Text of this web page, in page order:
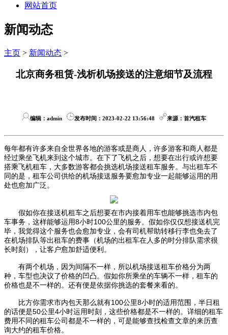
网站首页
新闻动态
主页 > 新闻动态 >
北京商务租赁-浅析机场接送的注意细节及流程
编辑：admin 发布时间：2023-02-22 13:56:48 来源：首汽租车
每年都有许多来自全世界各地的游客或是商人，许多游客和商人都是
经过乘坐飞机来到这个城市。在下了飞机之后，想要在出行或许想要
搭乘飞机租车，大多数游客都会挑选机场接送租车服务。与出租车不
同的是，租车公司供给的机场接送服务要愈加专业一起能够运用的用
处也愈加广泛。
假如你在接送机租车之后想要在市内接着用车也能够挑选市内包
车事务，这样能够运用8小时100公里的服务。假如你仅仅想接送机完
毕，我觉得这个服务也会愈加专业，会有司机帮助转移行李也免去了
在机场排队等出租车的费事（机场的出租车在人多的时分排队需求很
长时刻），让客户愈加舒适便利。
有两个机场，因为间隔不一样，所以机场接送租车价格分为两
种，车型也决议了价格的凹凸。假如你所乘坐的车辆不一样，租车的
价格也是不一样的。还有便是依据你挑选的套餐来看的。
比方你需求市内包天那么就有100公里8小时的适用范围，半日租
的话便是50公里4小时运用时刻，这些价格都是不一样的。详细的租车
费用不同的租车公司都是不一样的，可是能够查找检查文章的来历查
询大约的租车价格。